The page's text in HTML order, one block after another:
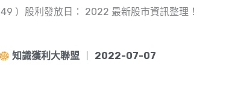
）股利發放日： 2022 最新股市資訊整理！
知識獲利大聯盟 2022-07-07